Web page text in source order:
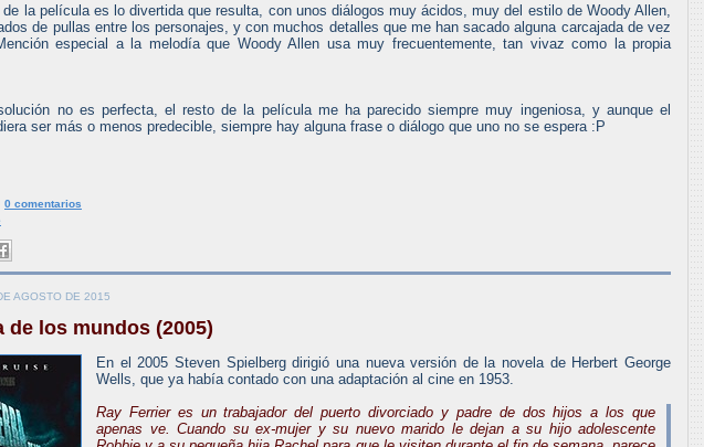
de la película es lo divertida que resulta, con unos diálogos muy ácidos, muy del estilo de Woody Allen,
de pullas entre los personajes, y con muchos detalles que me han sacado alguna carcajada de vez
especial a la melodía que Woody Allen usa muy frecuentemente, tan vivaz como la propia
no es perfecta, el resto de la película me ha parecido siempre muy ingeniosa, y aunque el
ser más o menos predecible, siempre hay alguna frase o diálogo que uno no se espera :P
0 comentarios
AGOSTO DE 2015
de los mundos (2005)
En el 2005 Steven Spielberg dirigió una nueva versión de la novela de Herbert George
Wells, que ya había contado con una adaptación al cine en 1953.
Ray Ferrier es un trabajador del puerto divorciado y padre de dos hijos a los que
apenas ve. Cuando su ex-mujer y su nuevo marido le dejan a su hijo adolescente